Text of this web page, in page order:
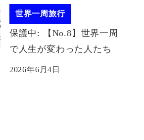
世界一周旅行
保護中: 【No.8】世界一周
で人生が変わった人たち
2026年6月4日